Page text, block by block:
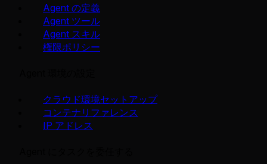
Agent の定義
Agent ツール
Agent スキル
権限ポリシー
クラウド環境セットアップ
コンテナリファレンス
IP アドレス